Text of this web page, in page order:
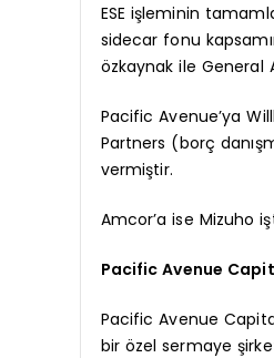
ESE işleminin
sidecar fonu
özkaynak ile General
Pacific Avenue’ya
Partners (borç
vermiştir.
Amcor’a ise Mizuho
Pacific Avenue
Pacific Avenue
bir özel sermaye